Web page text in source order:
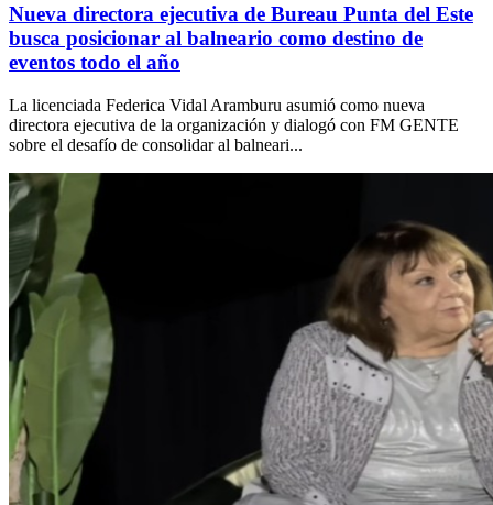
Nueva directora ejecutiva de Bureau Punta del Este
busca posicionar al balneario como destino de
eventos todo el año
La licenciada Federica Vidal Aramburu asumió como nueva
directora ejecutiva de la organización y dialogó con FM GENTE
sobre el desafío de consolidar al balneari...